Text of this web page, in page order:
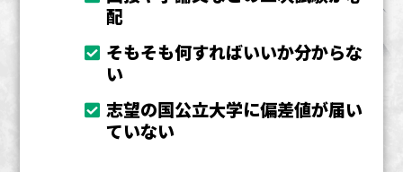
配
そもそも何すればいいか分からな
い
志望の国公立大学に偏差値が届い
ていない